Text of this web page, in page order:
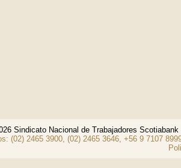
Sindicato Nacional de Trabajadores
(02) 2465 3900, (02) 2465 3646, +56 9 7107